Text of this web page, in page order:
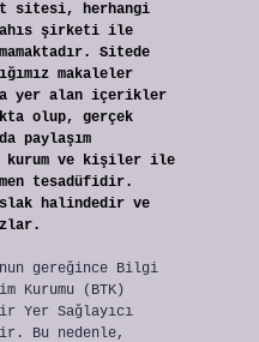
sitesi, herhangi
şirketi ile
Sitede
makaleler
yer alan içerikler
olup, gerçek
paylaşım
kurum ve kişiler ile
tesadüfidir.
halindedir ve
gereğince Bilgi
(BTK)
Yer Sağlayıcı
Bu nedenle,